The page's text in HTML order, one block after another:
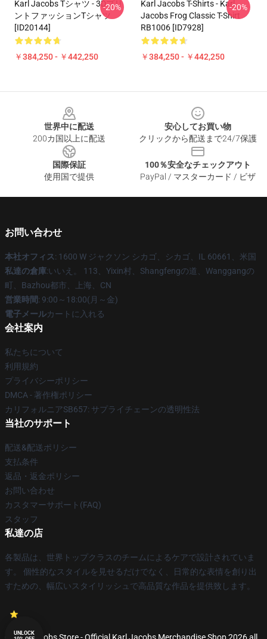
Karl Jacobs Tシャツ - 3Dプリ
ントファッションTシャツ
[ID20144]
￥384,250 - ￥442,250
-20%
Karl Jacobs T-Shirts - Karl
Jacobs Frog Classic T-Shirt
RB1006 [ID7928]
￥384,250 - ￥442,250
-20%
世界中に配送
200カ国以上に配送
安心してお買い物
クリックから配送まで24/7保護
国際保証
使用国で提供
100％安全なチェックアウト
PayPal / マスターカード / ビザ
お問い合わせ
本社オフィス: 1600 W ジャクソン シカゴ、シカゴ、IL 60661、米国
私達の倉庫:いいえ。 113、Yixin村、Shangfengの道、Wanggangの
町、Bazhou都市、上海、CN
営業時間: 9:00～18:00(月～金)
電子メールカートに入れる
会社案内
私たちについて
利用規約
プライバシーポリシー
DMCA - 著作権ポリシー
カリフォルニアSB657: サプライチェーンの透明性法
当社のサポート
配送&配送ポリシー
支払条件
返品・返金ポリシー
お問い合わせ
カスタマーサポート(FAQ)
スタッフ
私達の店
各製品は、世界トップクラスのチームによるケアで設計されていま
す。 個性的なスタイルを見せるだけでなく、日常的な表情を創り出
すための、幅広いスタイリッシュで高品質な作品を提供致します。
UNLOCK